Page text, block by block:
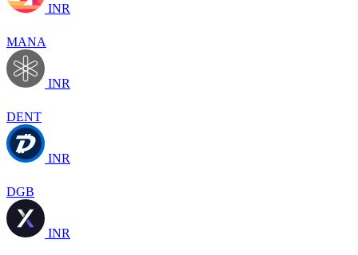
INR
MANA
INR
DENT
INR
DGB
INR